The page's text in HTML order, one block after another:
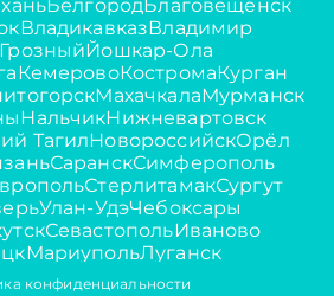
БелгородБлаговещенск
ВладикавказВладимир
ГрозныйЙошкар-Ола
КемеровоКостромаКурган
МахачкалаМурманск
НальчикНижневартовск
ТагилНовороссийскОрёл
СаранскСимферополь
СтерлитамакСургут
Улан-УдэЧебоксары
СевастопольИваново
МариупольЛуганск
конфиденциальности